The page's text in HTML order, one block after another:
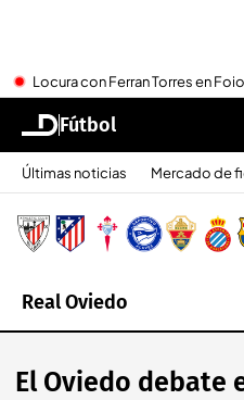
Locura con Ferran Torres en
Fútbol
Últimas noticias Mercado de
Real Oviedo
El Oviedo debate